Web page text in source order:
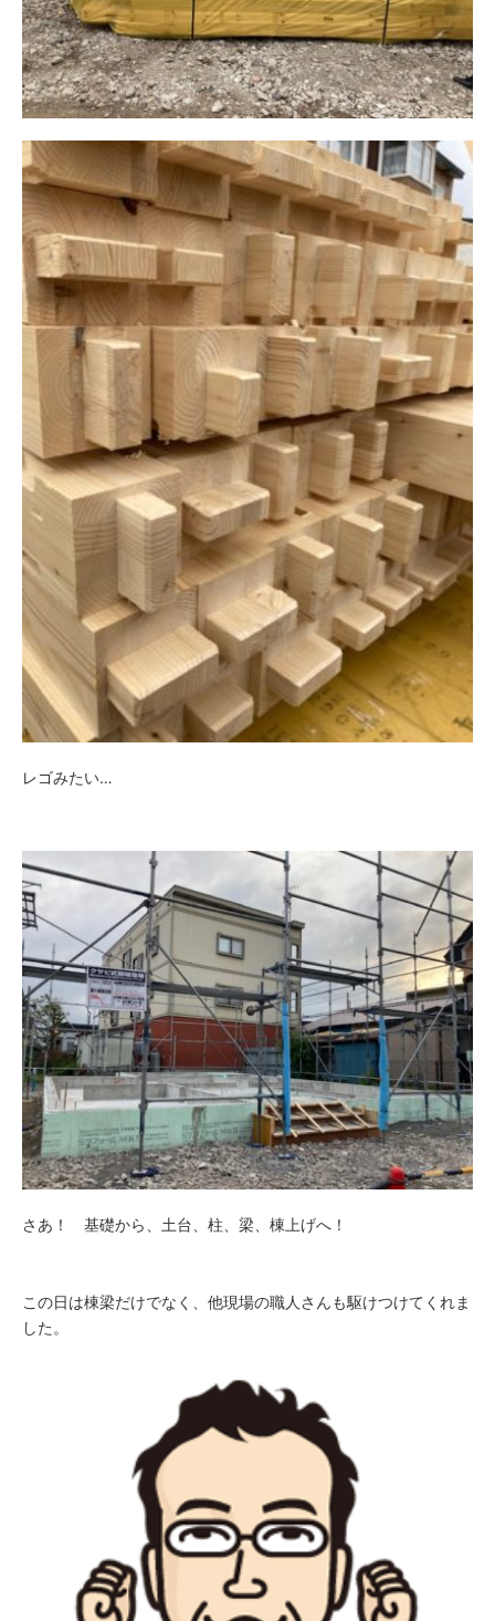
レゴみたい…
さあ！ 基礎から、土台、柱、梁、棟上げへ！
この日は棟梁だけでなく、他現場の職人さんも駆けつけてくれま
した。